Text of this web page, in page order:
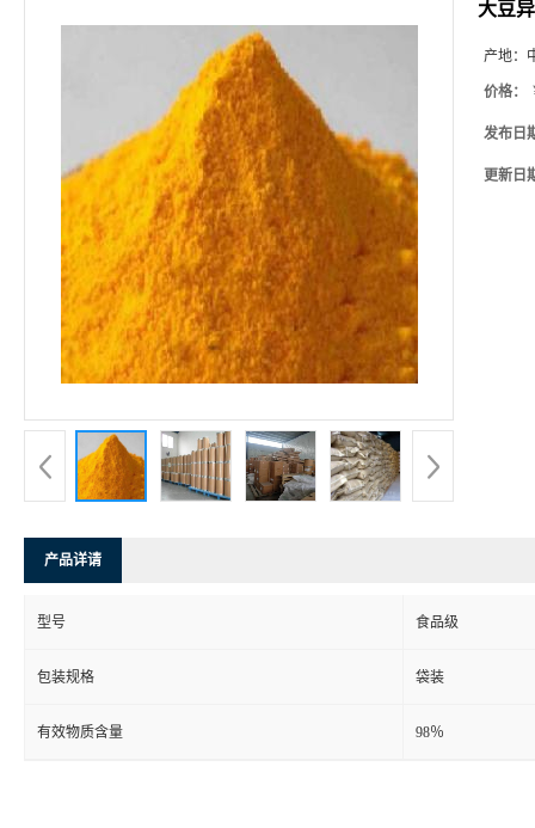
大豆
产地：
价格：
发布日
更新日
产品详请
型号 食品级
包装规格 袋装
有效物质含量 98％